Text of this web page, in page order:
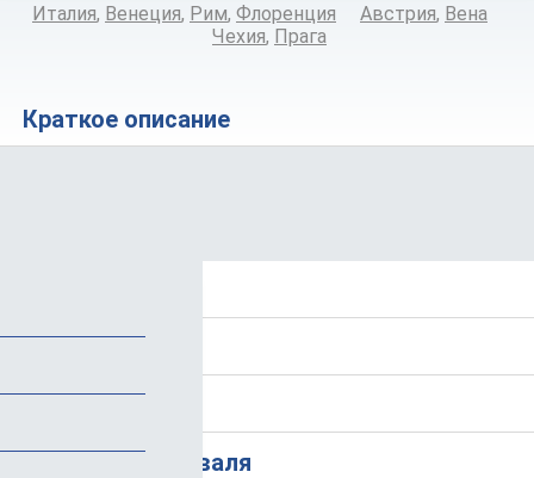
Италия, Венеция, Рим, Флоренция Австрия, Вена
Чехия, Прага
Краткое описание
История фестиваля